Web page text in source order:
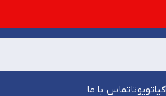
کیاتویوتاتماس با ما